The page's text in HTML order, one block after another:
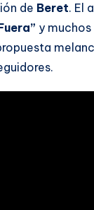
de Beret. El
y